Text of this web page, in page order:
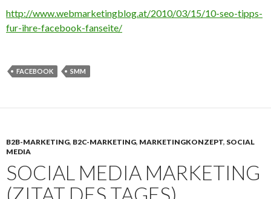
http://www.webmarketingblog.at/2010/03/15/10-seo-tipps-
fur-ihre-facebook-fanseite/
FACEBOOK SMM
B2B-MARKETING, B2C-MARKETING, MARKETINGKONZEPT, SOCIAL
MEDIA
SOCIAL MEDIA MARKETING
(ZITAT DES TAGES)